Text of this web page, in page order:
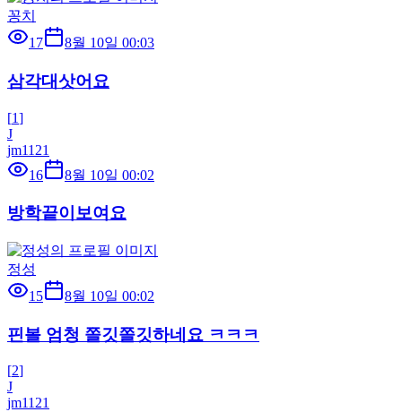
꽁치
17
8월 10일 00:03
삼각대삿어요
[1]
J
jm1121
16
8월 10일 00:02
방학끝이보여요
정성
15
8월 10일 00:02
핀볼 엄청 쫄깃쫄깃하네요 ㅋㅋㅋ
[2]
J
jm1121